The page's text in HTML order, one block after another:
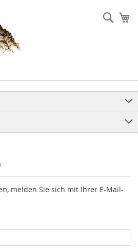
melden Sie sich mit Ihrer E-Mail-